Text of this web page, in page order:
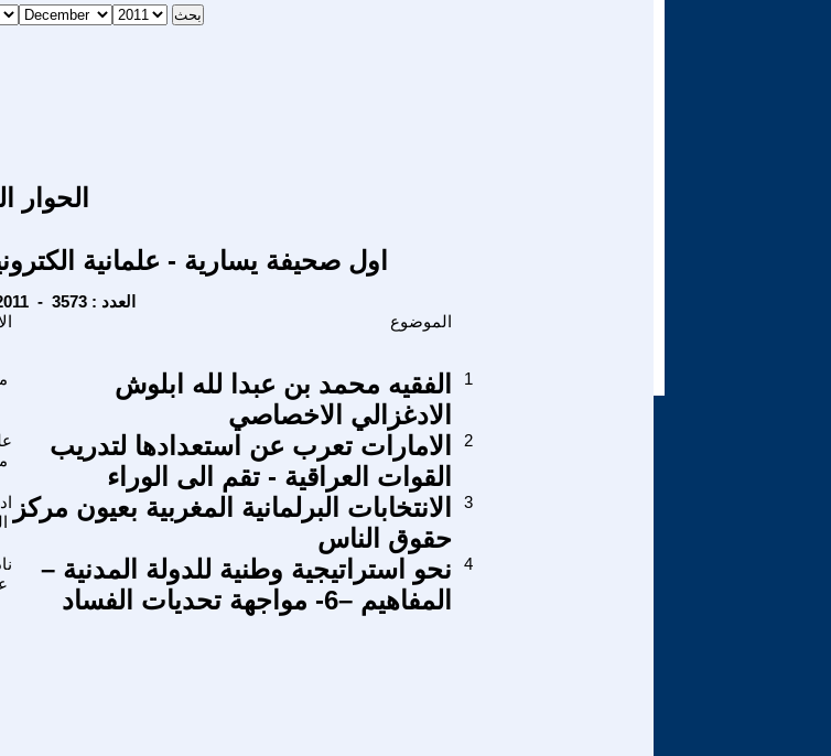
الحوار
اول صحيفة يسارية - علمانية
Sunday - 12/11/2011 - العدد : 3573
الموضوع
الفقيه محمد بن عبدا لله ابلوش
الادغزالي الاخصاصي
1
الامارات تعرب عن استعدادها لتدريب
القوات العراقية - تقم الى الوراء
2
الانتخابات البرلمانية المغربية بعيون مركز
حقوق الناس
3
نحو استراتيجية وطنية للدولة المدنية –
المفاهيم –6- مواجهة تحديات الفساد
4